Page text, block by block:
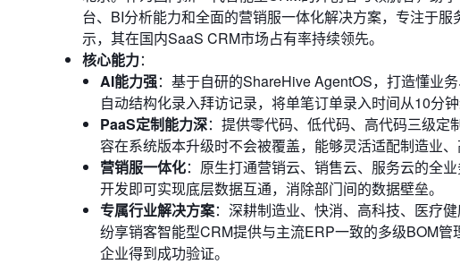
台、BI分析能力和全面的营销服一体化解决方案，专注于
示，其在国内SaaS CRM市场占有率持续领先。
核心能力：
AI能力强：基于自研的ShareHive AgentOS，打造懂业
自动结构化录入拜访记录，将单笔订单录入时间从10分
PaaS定制能力深：提供零代码、低代码、高代码三级
容在系统版本升级时不会被覆盖，能够灵活适配制造业
营销服一体化：原生打通营销云、销售云、服务云的全
开发即可实现底层数据互通，消除部门间的数据壁垒。
专属行业解决方案：深耕制造业、快消、高科技、医疗
纷享销客智能型CRM提供与主流ERP一致的多级BOM
企业得到成功验证。